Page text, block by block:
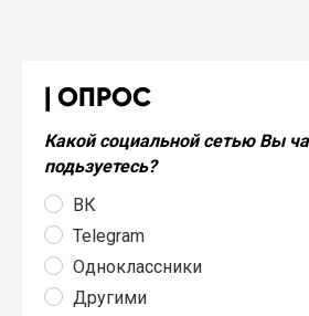
ОПРОС
Какой социальной сетью Вы
подьзуетесь?
ВК
Telegram
Одноклассники
Другими